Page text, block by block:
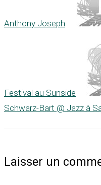
Anthony Joseph
Festival au Sunside
Schwarz-Bart @ Jazz à
Laisser un